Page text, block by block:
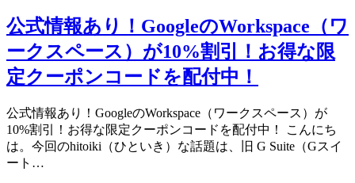
公式情報あり！GoogleのWorkspace（ワ
ークスペース）が10%割引！お得な限
定クーポンコードを配付中！
公式情報あり！GoogleのWorkspace（ワークスペース）が
10%割引！お得な限定クーポンコードを配付中！ こんにち
は。今回のhitoiki（ひといき）な話題は、旧 G Suite（Gスイ
ート…